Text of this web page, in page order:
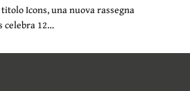
Icons, una nuova rassegna
celebra 12…